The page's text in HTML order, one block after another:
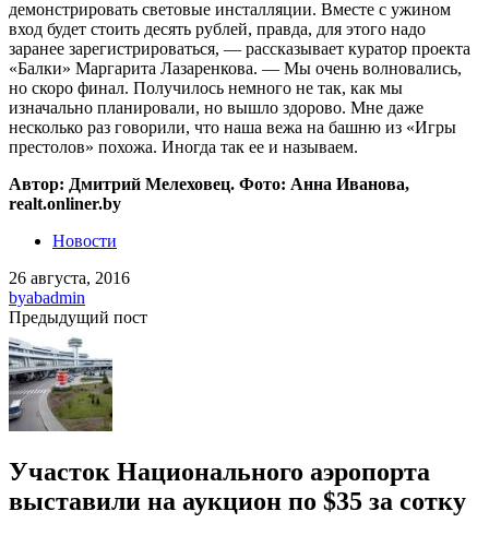
демонстрировать световые инсталляции. Вместе с ужином
вход будет стоить десять рублей, правда, для этого надо
заранее зарегистрироваться, — рассказывает куратор проекта
«Балки» Маргарита Лазаренкова. — Мы очень волновались,
но скоро финал. Получилось немного не так, как мы
изначально планировали, но вышло здорово. Мне даже
несколько раз говорили, что наша вежа на башню из «Игры
престолов» похожа. Иногда так ее и называем.
Автор: Дмитрий Мелеховец. Фото: Анна Иванова,
realt.onliner.by
Новости
26 августа, 2016
byabadmin
Предыдущий пост
Участок Национального аэропорта
выставили на аукцион по $35 за сотку